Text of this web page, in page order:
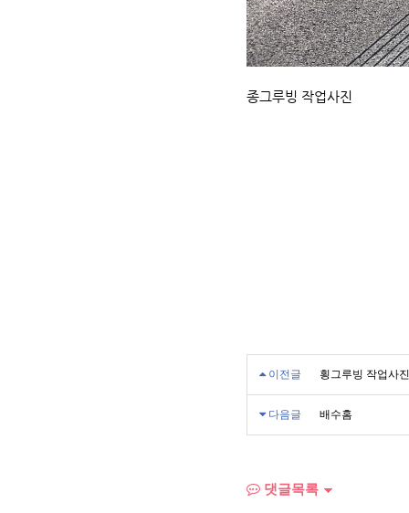
종그루빙 작업사진
이전글 횡그루빙 작업사진
다음글 배수홈
댓글목록